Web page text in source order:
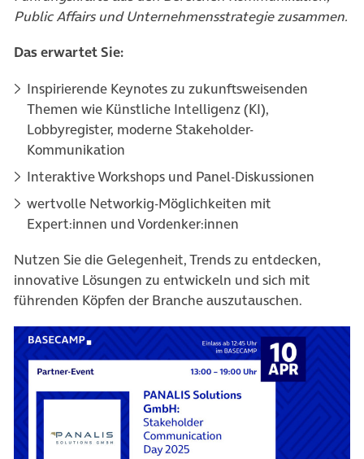
Public Affairs und Unternehmensstrategie zusammen.
Das erwartet Sie:
Inspirierende Keynotes zu zukunftsweisenden
Themen wie Künstliche Intelligenz (KI),
Lobbyregister, moderne Stakeholder-
Kommunikation
Interaktive Workshops und Panel-Diskussionen
wertvolle Networkig-Möglichkeiten mit
Expert:innen und Vordenker:innen
Nutzen Sie die Gelegenheit, Trends zu entdecken,
innovative Lösungen zu entwickeln und sich mit
führenden Köpfen der Branche auszutauschen.